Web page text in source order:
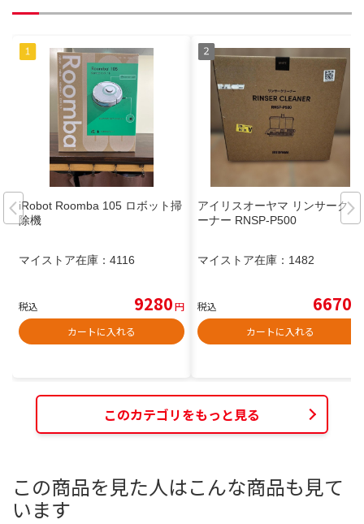
iRobot Roomba 105 ロボット掃
除機
マイストア在庫： 4116
税込 9280円
カートに入れる
アイリスオーヤマ リンサークリ
ーナー RNSP-P500
マイストア在庫： 1482
税込 6670
カートに入れる
このカテゴリをもっと見る
この商品を見た人はこんな商品も見て
います